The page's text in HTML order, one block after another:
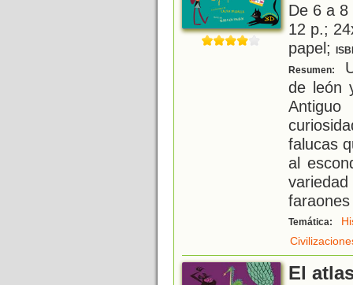
De 6 a
12 p.;
papel;
Resumen:
de león
falucas
al
Temática:
El